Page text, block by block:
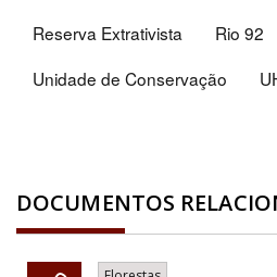
Reserva Extrativista
Rio 92
Unidade de Conservação
DOCUMENTOS